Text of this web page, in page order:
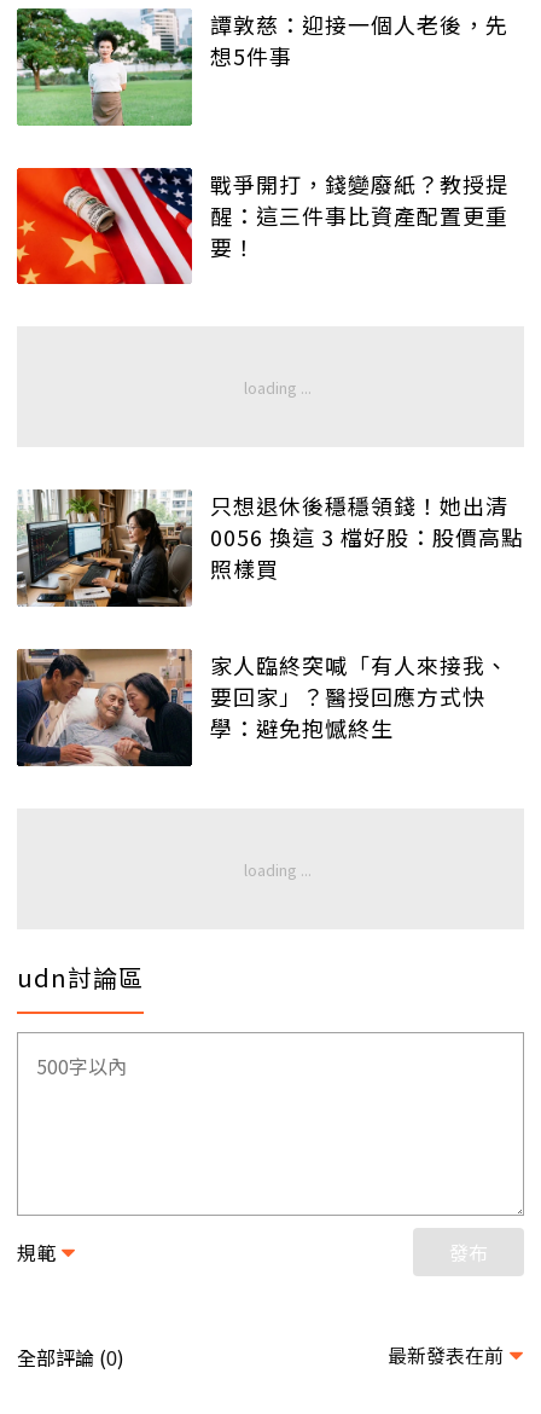
譚敦慈：迎接一個人老後，先
想5件事
戰爭開打，錢變廢紙？教授提
醒：這三件事比資產配置更重
要！
只想退休後穩穩領錢！她出清
0056 換這 3 檔好股：股價高點
照樣買
家人臨終突喊「有人來接我、
要回家」？醫授回應方式快
學：避免抱憾終生
udn討論區
規範 發布
全部評論 (0) 最新發表在前